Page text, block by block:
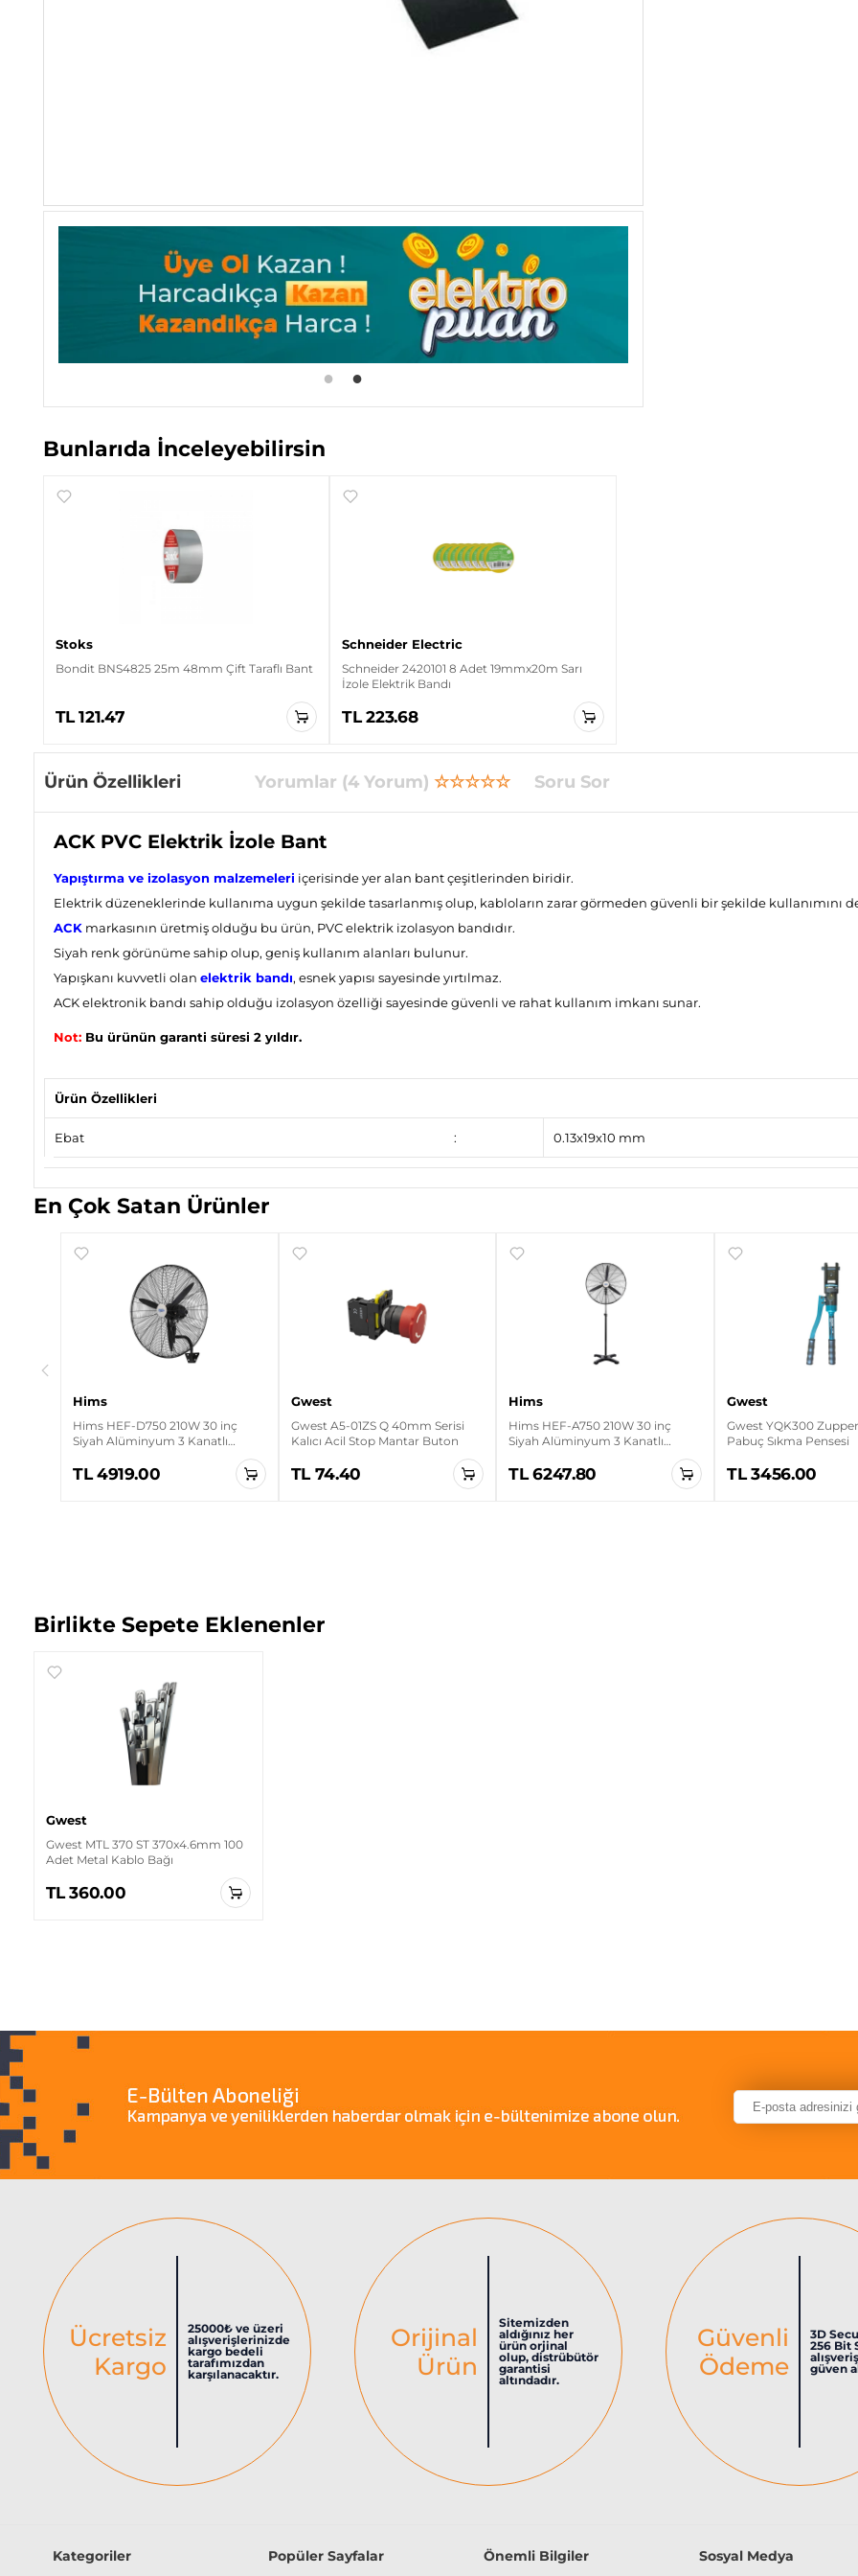
Bunlarıda İnceleyebilirsin
Stoks
Bondit BNS4825 25m 48mm Çift Taraflı Bant
TL 121.47
Schneider Electric
Schneider 2420101 8 Adet 19mmx20m Sarı
İzole Elektrik Bandı
TL 223.68
Ürün Özellikleri Yorumlar (4 Yorum) ☆☆☆☆☆ Soru Sor
ACK PVC Elektrik İzole Bant
Yapıştırma ve izolasyon malzemeleri içerisinde yer alan bant çeşitlerinden biridir.
Elektrik düzeneklerinde kullanıma uygun şekilde tasarlanmış olup, kabloların zarar görmeden güvenli bir şekilde kullanımını
ACKmarkasının üretmiş olduğu bu ürün, PVC elektrik izolasyon bandıdır.
Siyah renk görünüme sahip olup, geniş kullanım alanları bulunur.
Yapışkanı kuvvetli olan elektrik bandı, esnek yapısı sayesinde yırtılmaz.
ACK elektronik bandı sahip olduğu izolasyon özelliği sayesinde güvenli ve rahat kullanım imkanı sunar.
Not:Bu ürünün garanti süresi 2 yıldır.
Ürün Özellikleri
Ebat : 0.13x19x10 mm
En Çok Satan Ürünler
Hims
Hims HEF-D750 210W 30 inç
Siyah Alüminyum 3 Kanatlı
TL 4919.00
Gwest
Gwest A5-01ZS Q 40mm Serisi
Kalıcı Acil Stop Mantar Buton
TL 74.40
Hims
Hims HEF-A750 210W 30 inç
Siyah Alüminyum 3 Kanatlı
TL 6247.80
Gwest
Gwest YQK300
Pabuç Sıkma Pensesi
TL 3456.00
Birlikte Sepete Eklenenler
Gwest
Gwest MTL 370 ST 370x4.6mm 100
Adet Metal Kablo Bağı
TL 360.00
Ücretsiz
Kargo
25000₺ ve üzeri
alışverişlerinizde
kargo bedeli
tarafımızdan
karşılanacaktır.
Orijinal
Ürün
Sitemizden
aldığınız her
ürün orjinal
olup, distrübütör
garantisi
altındadır.
Güvenli
Ödeme
3D
256 Bit
güven
Kategoriler Popüler Sayfalar Önemli Bilgiler Sosyal Medya